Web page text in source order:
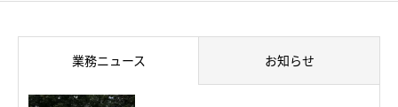
業務ニュース お知らせ